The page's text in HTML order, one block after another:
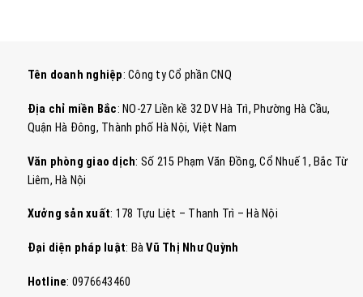
Tên doanh nghiệp: Công ty Cổ phần CNQ
Địa chỉ miền Bắc: NO-27 Liền kề 32 DV Hà Trì, Phường Hà Cầu,
Quận Hà Đông, Thành phố Hà Nội, Việt Nam
Văn phòng giao dịch: Số 215 Phạm Văn Đồng, Cổ Nhuế 1, Bắc Từ
Liêm, Hà Nội
Xưởng sản xuất: 178 Tựu Liệt – Thanh Trì – Hà Nội
Đại diện pháp luật: BàVũ Thị Như Quỳnh
Hotline: 0976643460